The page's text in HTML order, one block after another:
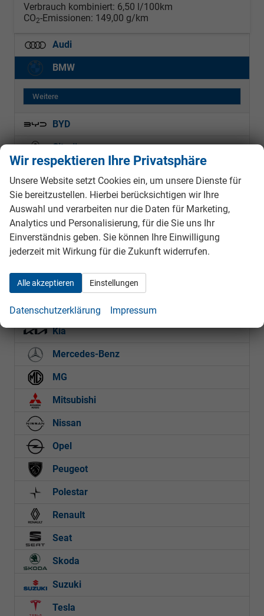
Verbrauch kombiniert: 6,50 l/100km
CO2-Emissionen: 149,00 g/km
Audi
BMW
Weitere
BYD
Citroën
Cupra
Dacia
Etrusco
Fiat
Hyundai
Jeep
Kia
Mercedes-Benz
MG
Mitsubishi
Nissan
Opel
Peugeot
Polestar
Renault
Seat
Skoda
Suzuki
Tesla
Wir respektieren Ihre Privatsphäre
Unsere Website setzt Cookies ein, um unsere Dienste für
Sie bereitzustellen. Hierbei berücksichtigen wir Ihre
Auswahl und verarbeiten nur die Daten für Marketing,
Analytics und Personalisierung, für die Sie uns Ihr
Einverständnis geben. Sie können Ihre Einwilligung
jederzeit mit Wirkung für die Zukunft widerrufen.
Alle akzeptieren Einstellungen
Datenschutzerklärung Impressum